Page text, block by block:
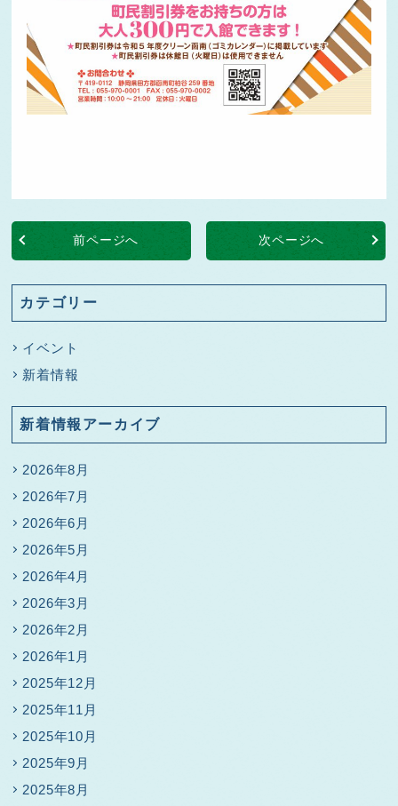
前ページへ 次ページへ
カテゴリー
イベント
新着情報
新着情報アーカイブ
2026年8月
2026年7月
2026年6月
2026年5月
2026年4月
2026年3月
2026年2月
2026年1月
2025年12月
2025年11月
2025年10月
2025年9月
2025年8月